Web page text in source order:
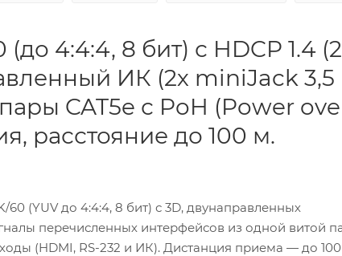
4:4:4, 8 бит) с HDCP 1.4
ИК (2х miniJack 3,5
CAT5e с PoH (Power
расстояние до 100 м.
(YUV до 4:4:4, 8 бит) с 3D, двунаправленных
перечисленных интерфейсов из одной витой
(HDMI, RS-232 и ИК). Дистанция приема — до